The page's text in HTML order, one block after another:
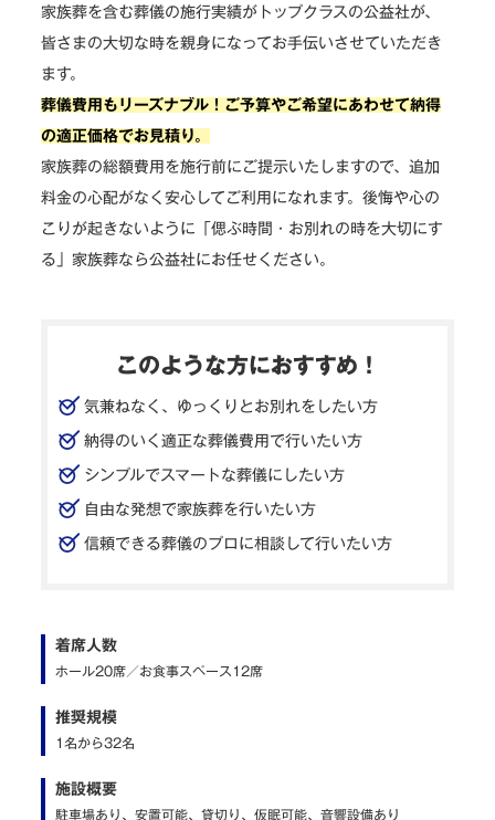
家族葬を含む葬儀の施行実績がトップクラスの公益社が、
皆さまの大切な時を親身になってお手伝いさせていただき
ます。
葬儀費用もリーズナブル！ご予算やご希望にあわせて納得
の適正価格でお見積り。
家族葬の総額費用を施行前にご提示いたしますので、追加
料金の心配がなく安心してご利用になれます。後悔や心の
こりが起きないように「偲ぶ時間・お別れの時を大切にす
る」家族葬なら公益社にお任せください。
このような方におすすめ！
気兼ねなく、ゆっくりとお別れをしたい方
納得のいく適正な葬儀費用で行いたい方
シンプルでスマートな葬儀にしたい方
自由な発想で家族葬を行いたい方
信頼できる葬儀のプロに相談して行いたい方
着席人数
ホール20席／お食事スペース12席
推奨規模
1名から32名
施設概要
駐車場あり、安置可能、貸切り、仮眠可能、音響設備あり